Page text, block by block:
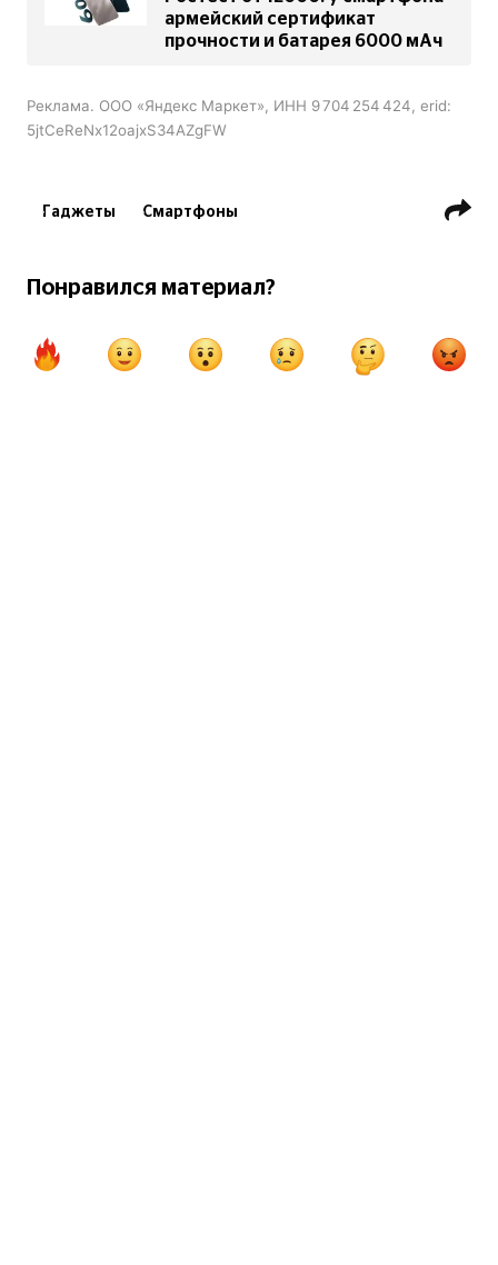
армейский сертификат
прочности и батарея 6000 мАч
Реклама. ООО «Яндекс Маркет», ИНН 9 704 254 424, erid:
5jtCeReNx12oajxS34AZgFW
Гаджеты Смартфоны
Понравился материал?